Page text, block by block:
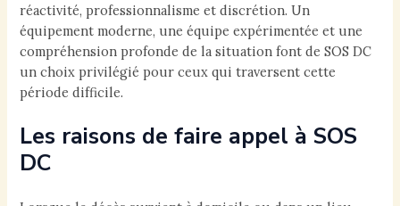
réactivité, professionnalisme et discrétion. Un
équipement moderne, une équipe expérimentée et une
compréhension profonde de la situation font de SOS DC
un choix privilégié pour ceux qui traversent cette
période difficile.
Les raisons de faire appel à SOS
DC